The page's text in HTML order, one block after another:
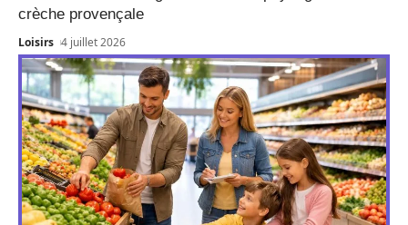
crèche provençale
Loisirs 4 juillet 2026